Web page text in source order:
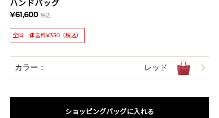
ハンドバッグ
¥61,600 税込
全国一律送料¥330（税込）
カラー： レッド
ショッピングバッグに入れる